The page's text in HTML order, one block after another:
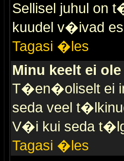
Sellisel juhul on
kuudel v�ivad
Tagasi �les
Minu keelt ei
T�en�oliselt ei
seda veel
V�i kui seda
Tagasi �les